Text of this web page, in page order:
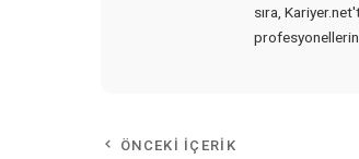
sıra,
ÖNCEKI İÇERIK